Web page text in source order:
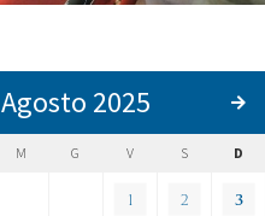
Agosto 2025
M G V S D
1 2 3